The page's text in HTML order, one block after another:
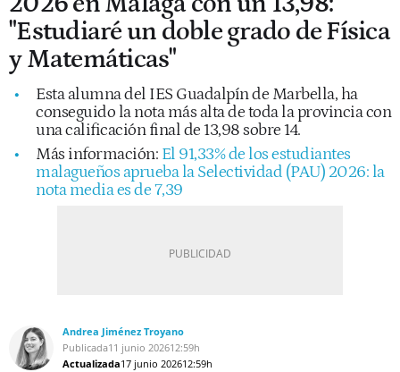
"Estudiaré un doble grado de Física
y Matemáticas"
Esta alumna del IES Guadalpín de Marbella, ha
conseguido la nota más alta de toda la provincia con
una calificación final de 13,98 sobre 14.
Más información: El 91,33% de los estudiantes
malagueños aprueba la Selectividad (PAU) 2026: la
nota media es de 7,39
Andrea Jiménez Troyano
Publicada11 junio 202612:59h
Actualizada17 junio 202612:59h